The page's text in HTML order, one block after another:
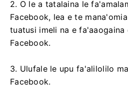
2. O le a tatalaina le
Facebook, lea e te
tuatusi imeli na e fa'aaogaina
Facebook.
3. Ulufale le upu fa'alilolilo
Facebook.